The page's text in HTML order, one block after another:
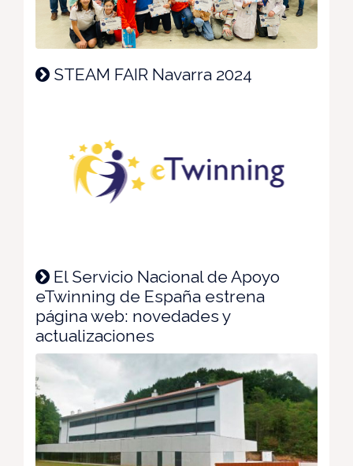
STEAM FAIR Navarra 2024
El Servicio Nacional de Apoyo
eTwinning de España estrena
página web: novedades y
actualizaciones